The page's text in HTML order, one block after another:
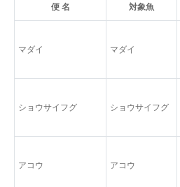
便 名 対象魚
マダイ マダイ
ショウサイフグ ショウサイフグ
アコウ アコウ